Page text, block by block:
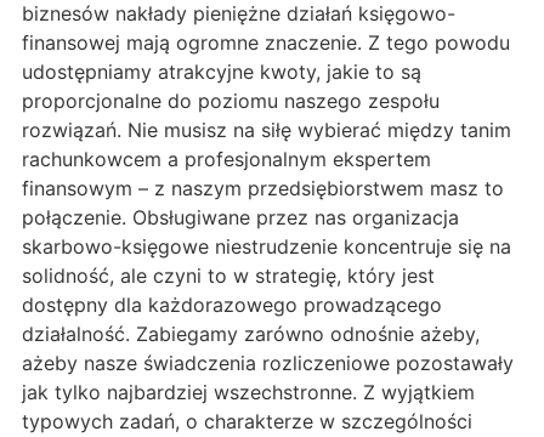
biznesów nakłady pieniężne działań księgowo-
finansowej mają ogromne znaczenie. Z tego powodu
udostępniamy atrakcyjne kwoty, jakie to są
proporcjonalne do poziomu naszego zespołu
rozwiązań. Nie musisz na siłę wybierać między tanim
rachunkowcem a profesjonalnym ekspertem
finansowym – z naszym przedsiębiorstwem masz to
połączenie. Obsługiwane przez nas organizacja
skarbowo-księgowe niestrudzenie koncentruje się na
solidność, ale czyni to w strategię, który jest
dostępny dla każdorazowego prowadzącego
działalność. Zabiegamy zarówno odnośnie ażeby,
ażeby nasze świadczenia rozliczeniowe pozostawały
jak tylko najbardziej wszechstronne. Z wyjątkiem
typowych zadań, o charakterze w szczególności